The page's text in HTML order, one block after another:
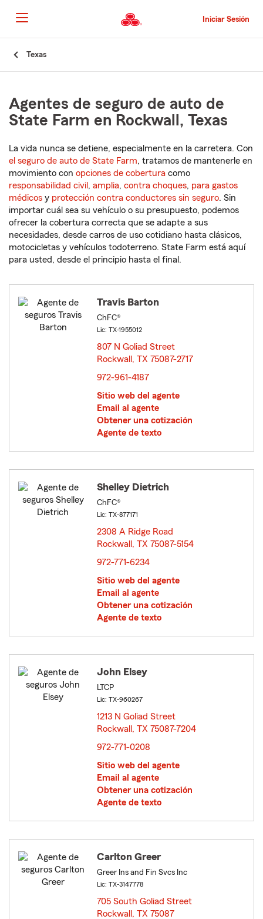
al
contenido
principal
Iniciar Sesión
Texas
Agentes de seguro de auto de
State Farm en Rockwall, Texas
La vida nunca se detiene, especialmente en la carretera. Con
el seguro de auto de State Farm, tratamos de mantenerle en
movimiento con opciones de cobertura como
responsabilidad civil , amplia, contra choques, para gastos
médicos y protección contra conductores sin seguro. Sin
importar cuál sea su vehículo o su presupuesto, podemos
ofrecer la cobertura correcta que se adapte a sus
necesidades, desde carros de uso cotidiano hasta clásicos,
motocicletas y vehículos todoterreno. State Farm está aquí
para usted, desde el principio hasta el final.
Travis Barton
ChFC®
Lic: TX-1955012
807 N Goliad Street
Rockwall, TX 75087-2717
972-961-4187
Sitio web del agente
Email al agente
Obtener una cotización
Agente de texto
Shelley Dietrich
ChFC®
Lic: TX-877171
2308 A Ridge Road
Rockwall, TX 75087-5154
972-771-6234
Sitio web del agente
Email al agente
Obtener una cotización
Agente de texto
John Elsey
LTCP
Lic: TX-960267
1213 N Goliad Street
Rockwall, TX 75087-7204
972-771-0208
Sitio web del agente
Email al agente
Obtener una cotización
Agente de texto
Carlton Greer
Greer Ins and Fin Svcs Inc
Lic: TX-3147778
705 South Goliad Street
Rockwall, TX 75087